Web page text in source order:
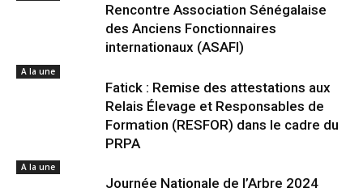
Rencontre Association Sénégalaise
des Anciens Fonctionnaires
internationaux (ASAFI)
A la une
Fatick : Remise des attestations aux
Relais Élevage et Responsables de
Formation (RESFOR) dans le cadre du
PRPA
A la une
Journée Nationale de l’Arbre 2024